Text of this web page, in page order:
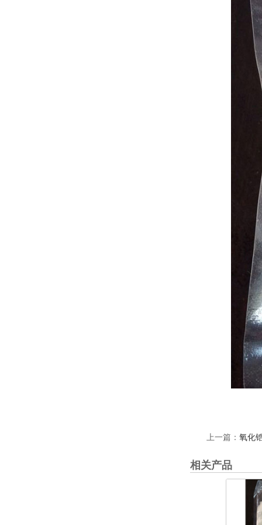
上一篇： 氧化
相关产品